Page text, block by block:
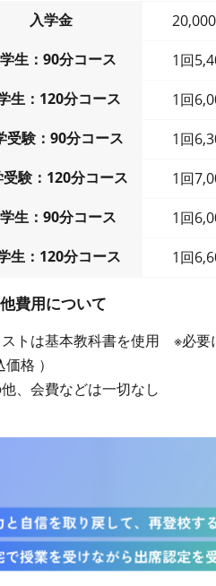
入学金
生：90分コース
1回
生：120分コース
1回
受験：90分コース
1回
験：120分コース
1回
生：90分コース
1回
生：120分コース
1回
費用について
ストは基本教科書を使用 ※必
格 ）
他、会費などは一切なし